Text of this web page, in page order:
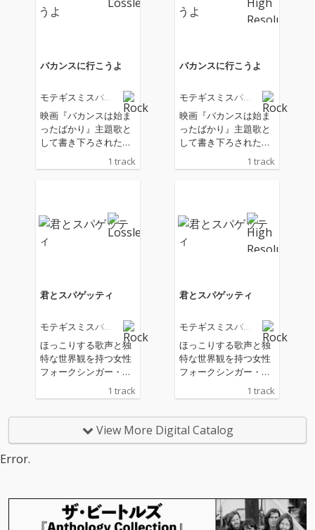
バカンスに行こうよ
モテギスミスバン
映画『バカンスは始ま
ったばかり』主題歌と
して書き下ろされた新
曲。 木村聡志監督によ
るENBUゼミナール・
2026年6月19日(金)より
新宿武蔵野館ほか全国
順次公開。
1 track
バカンスに行こうよ
モテギスミスバン
映画『バカンスは始ま
ったばかり』主題歌と
して書き下ろされた新
曲。 木村聡志監督によ
るENBUゼミナール・
2026年6月19日(金)より
新宿武蔵野館ほか全国
順次公開。
1 track
君とスパゲッティ
モテギスミスバン
ほっこりする歌声と独
特な世界観を持つ女性
フォークシンガー・モ
康的でクセになる脱力
ド、2年ぶりの渾身
作！ 星野源のラジオ番
んじじい』。さらに、
YouTubeチャンネル
1 track
君とスパゲッティ
モテギスミスバン
ほっこりする歌声と独
特な世界観を持つ女性
フォークシンガー・モ
テギスミス率いる、健
康的でクセになる脱力
ド、2年ぶりの渾身
作！ 星野源のラジオ番
んじじい』。さらに、
YouTubeチャンネル
1 track
View More Digital Catalog
Error.